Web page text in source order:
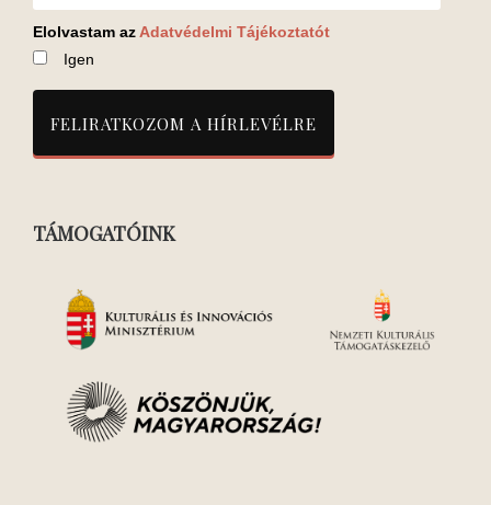
Elolvastam az Adatvédelmi Tájékoztatót
Igen
TÁMOGATÓINK